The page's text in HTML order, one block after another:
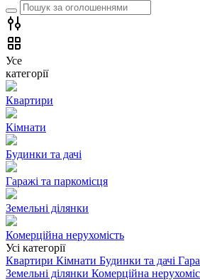
Усе
категорії
Квартири
Кімнати
Будинки та дачі
Гаражі та паркомісця
Земельні ділянки
Комерційна нерухомість
Усі категорії
Квартири Кімнати Будинки та дачі
Земельні ділянки Комерційна